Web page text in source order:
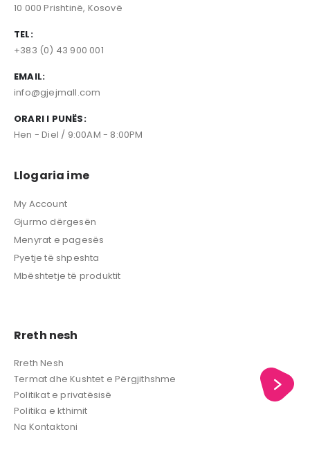
10 000 Prishtinë, Kosovë
TEL:
+383 (0) 43 900 001
EMAIL:
info@gjejmall.com
ORARI I PUNËS:
Hen - Diel / 9:00AM - 8:00PM
Llogaria ime
My Account
Gjurmo dërgesën
Menyrat e pagesës
Pyetje të shpeshta
Mbështetje të produktit
Rreth nesh
Rreth Nesh
Termat dhe Kushtet e Përgjithshme
Politikat e privatësisë
Politika e kthimit
Na Kontaktoni